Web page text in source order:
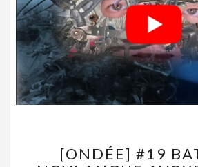
#19
[ONDÉE] #19